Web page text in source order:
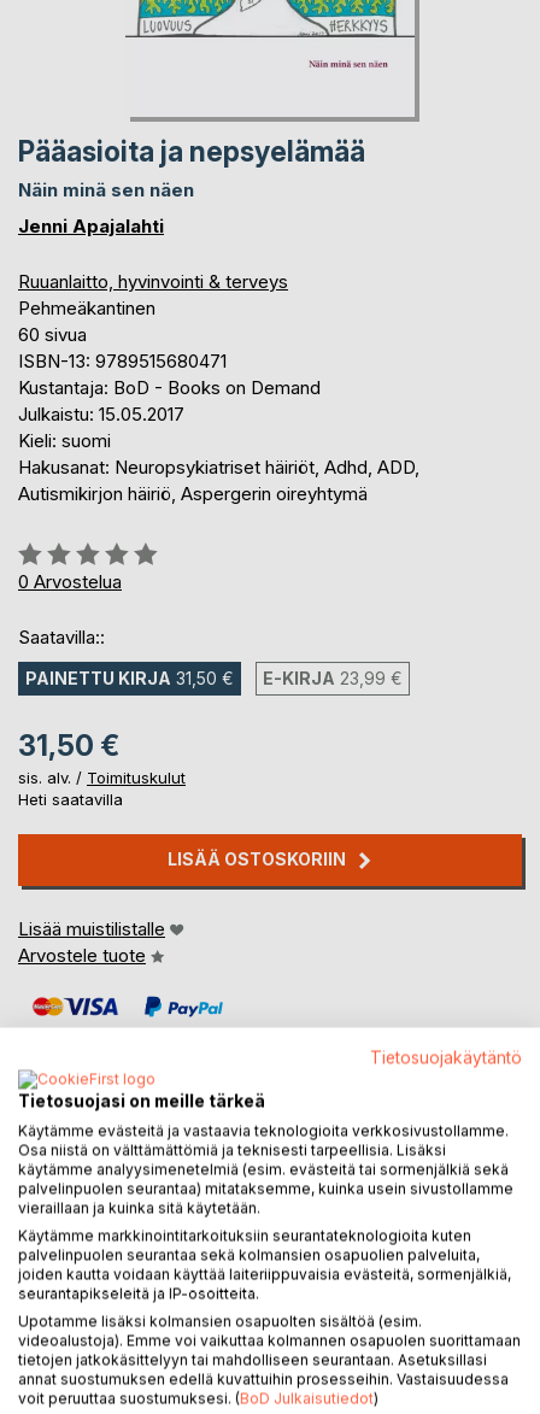
Pääasioita ja nepsyelämää
Näin minä sen näen
Jenni Apajalahti
Ruuanlaitto, hyvinvointi & terveys
Pehmeäkantinen
60 sivua
ISBN-13: 9789515680471
Kustantaja: BoD - Books on Demand
Julkaistu: 15.05.2017
Kieli: suomi
Hakusanat: Neuropsykiatriset häiriöt, Adhd, ADD,
Autismikirjon häiriö, Aspergerin oireyhtymä
Arvostelu::
0%
0 Arvostelua
Saatavilla::
PAINETTU KIRJA 31,50 € E-KIRJA 23,99 €
31,50 €
sis. alv. / Toimituskulut
Heti saatavilla
LISÄÄ OSTOSKORIIN
Lisää muistilistalle
Arvostele tuote
KUVAUS
Pääasioita ja nepsyelämää kertoo piirroskuvien kautta
neuropsykiatrisista häiriöistä ja siitä, miltä elämä niiden
kanssa tuntuu ja näyttää.
Pääasioita ja nepsyelämää auttaa nepsyhaasteiden kanssa
eläviä nuoria ja aikuisia ymmärtämään omia vaikeuksiansa ja
toimii vertaistukena sekä heille että kaiken ikäisten
nepsyhenkilöiden perheille ja läheisille. Lisäksi kirja tarjoaa
Tietosuojakäytäntö
Tietosuojasi on meille tärkeä
Käytämme evästeitä ja vastaavia teknologioita verkkosivustollamme.
Osa niistä on välttämättömiä ja teknisesti tarpeellisia. Lisäksi
käytämme analyysimenetelmiä (esim. evästeitä tai sormenjälkiä sekä
palvelinpuolen seurantaa) mitataksemme, kuinka usein sivustollamme
vieraillaan ja kuinka sitä käytetään.
Käytämme markkinointitarkoituksiin seurantateknologioita kuten
palvelinpuolen seurantaa sekä kolmansien osapuolien palveluita,
joiden kautta voidaan käyttää laiteriippuvaisia evästeitä, sormenjälkiä,
seurantapikseleitä ja IP-osoitteita.
Upotamme lisäksi kolmansien osapuolten sisältöä (esim.
videoalustoja). Emme voi vaikuttaa kolmannen osapuolen suorittamaan
tietojen jatkokäsittelyyn tai mahdolliseen seurantaan. Asetuksillasi
annat suostumuksen edellä kuvattuihin prosesseihin. Vastaisuudessa
voit peruuttaa suostumuksesi. (BoD Julkaisutiedot)